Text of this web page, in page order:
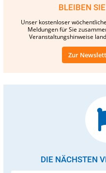
BLEIBEN
Unser kostenloser
Meldungen für Sie
Veranstaltungshinweise
Zur
DIE NÄCHSTEN